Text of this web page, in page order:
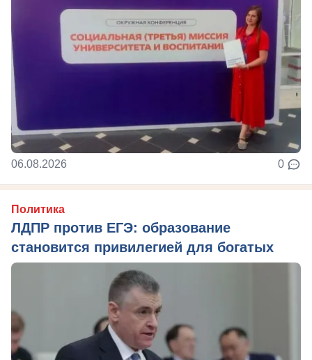
06.08.2026 0
Политика
ЛДПР против ЕГЭ: образование
становится привилегией для богатых